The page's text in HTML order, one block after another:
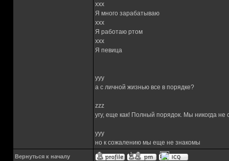
xxx
Я много зарабатываю
xxx
Я работаю ртом
xxx
Я певица
yyy
а с личной жизнью все в порядке?
zzz
угу, еще как! Полный порядок. Мы никогда
yyy
но к сожалению мы еще не знакомы
Вернуться к началу